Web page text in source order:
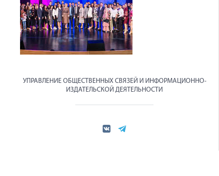
УПРАВЛЕНИЕ ОБЩЕСТВЕННЫХ СВЯЗЕЙ И ИНФОРМАЦИОННО-
ИЗДАТЕЛЬСКОЙ ДЕЯТЕЛЬНОСТИ